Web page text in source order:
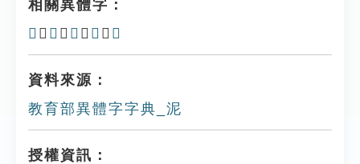
相關異體字：
𡊴 、 埿 、 𡌰 、 𢇀 、 𥩥
資料來源：
教育部異體字字典_泥
授權資訊：